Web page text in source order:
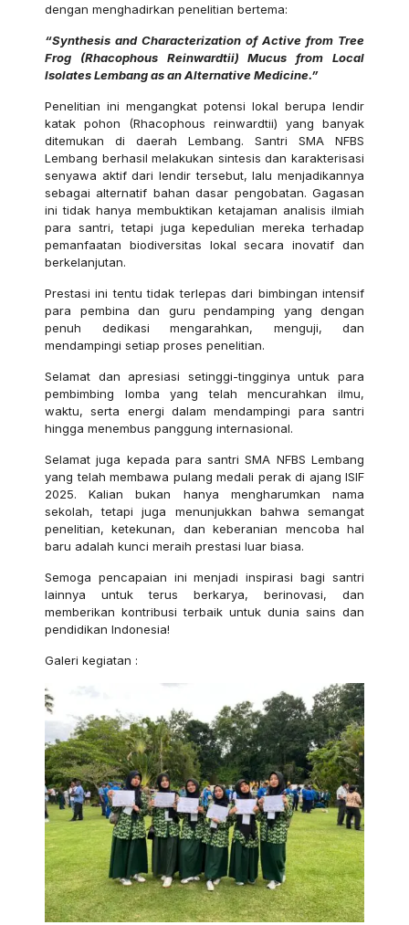
dengan menghadirkan penelitian bertema:
“Synthesis and Characterization of Active from Tree
Frog (Rhacophous Reinwardtii) Mucus from Local
Isolates Lembang as an Alternative Medicine.”
Penelitian ini mengangkat potensi lokal berupa lendir
katak pohon (Rhacophous reinwardtii) yang banyak
ditemukan di daerah Lembang. Santri SMA NFBS
Lembang berhasil melakukan sintesis dan karakterisasi
senyawa aktif dari lendir tersebut, lalu menjadikannya
sebagai alternatif bahan dasar pengobatan. Gagasan
ini tidak hanya membuktikan ketajaman analisis ilmiah
para santri, tetapi juga kepedulian mereka terhadap
pemanfaatan biodiversitas lokal secara inovatif dan
berkelanjutan.
Prestasi ini tentu tidak terlepas dari bimbingan intensif
para pembina dan guru pendamping yang dengan
penuh dedikasi mengarahkan, menguji, dan
mendampingi setiap proses penelitian.
Selamat dan apresiasi setinggi-tingginya untuk para
pembimbing lomba yang telah mencurahkan ilmu,
waktu, serta energi dalam mendampingi para santri
hingga menembus panggung internasional.
Selamat juga kepada para santri SMA NFBS Lembang
yang telah membawa pulang medali perak di ajang ISIF
2025. Kalian bukan hanya mengharumkan nama
sekolah, tetapi juga menunjukkan bahwa semangat
penelitian, ketekunan, dan keberanian mencoba hal
baru adalah kunci meraih prestasi luar biasa.
Semoga pencapaian ini menjadi inspirasi bagi santri
lainnya untuk terus berkarya, berinovasi, dan
memberikan kontribusi terbaik untuk dunia sains dan
pendidikan Indonesia!
Galeri kegiatan :